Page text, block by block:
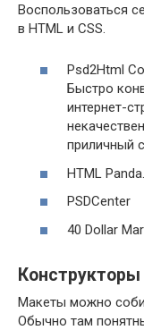
Воспользоваться
в HTML и CSS.
Psd2Html
Быстро
интернет-
приличный
HTML Panda.
PSDCenter
40 Dollar
Конструкторы
Макеты можно
Обычно там